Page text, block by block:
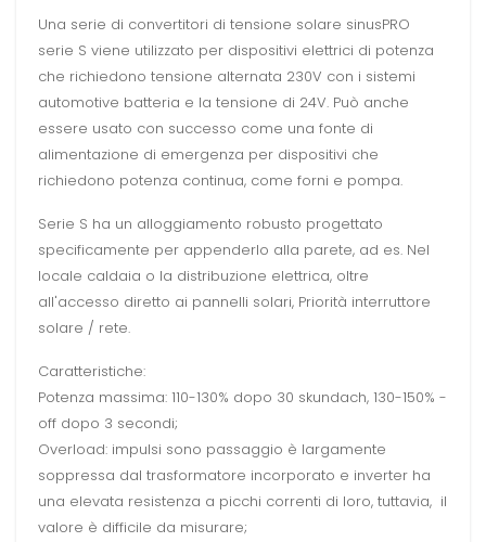
Una serie di convertitori di tensione solare sinusPRO
serie S viene utilizzato per dispositivi elettrici di potenza
che richiedono tensione alternata 230V con i sistemi
automotive batteria e la tensione di 24V. Può anche
essere usato con successo come una fonte di
alimentazione di emergenza per dispositivi che
richiedono potenza continua, come forni e pompa.
Serie S ha un alloggiamento robusto progettato
specificamente per appenderlo alla parete, ad es. Nel
locale caldaia o la distribuzione elettrica, oltre
all'accesso diretto ai pannelli solari, Priorità interruttore
solare / rete.
Caratteristiche:
Potenza massima: 110-130% dopo 30 skundach, 130-150% -
off dopo 3 secondi;
Overload: impulsi sono passaggio è largamente
soppressa dal trasformatore incorporato e inverter ha
una elevata resistenza a picchi correnti di loro, tuttavia, il
valore è difficile da misurare;